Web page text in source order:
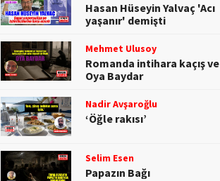
Hasan Hüseyin Yalvaç 'Acı
yaşanır' demişti
Mehmet Ulusoy
Romanda intihara kaçış ve
Oya Baydar
Nadir Avşaroğlu
‘Öğle rakısı’
Selim Esen
Papazın Bağı